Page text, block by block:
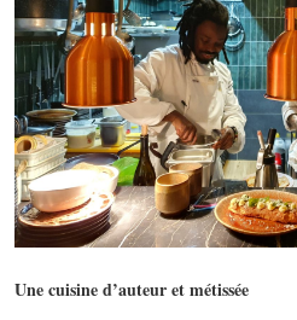
Une cuisine d’auteur et métissée